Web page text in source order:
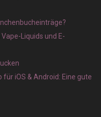
Liquids und E-
iOS & Android: Eine gute